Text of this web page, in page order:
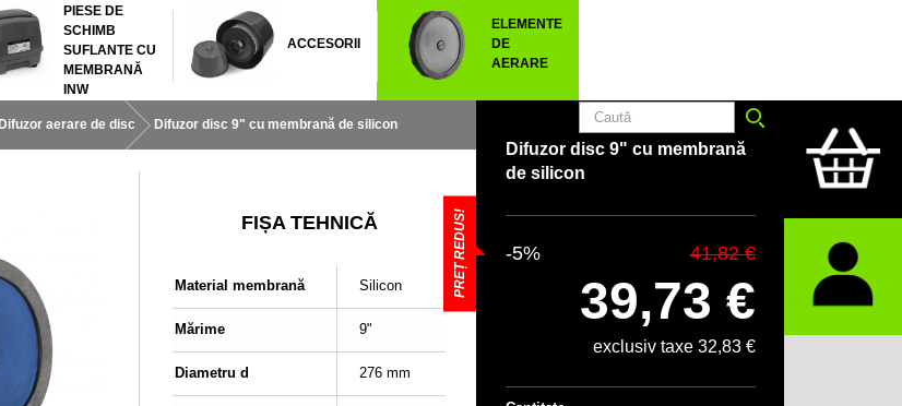
PIESE DE
SCHIMB
SUFLANTE CU
MEMBRANĂ
INW
ACCESORII
ELEMENTE
DE
AERARE
Difuzor aerare de disc Difuzor disc 9" cu membrană de silicon
Difuzor disc 9" cu membrană
de silicon
PREȚ REDUS! 41,82 €
39,73 €
exclusiv taxe 32,83 €
-5%
FIȘA TEHNICĂ
Material membrană Silicon
Mărime 9"
Diametru d 276 mm